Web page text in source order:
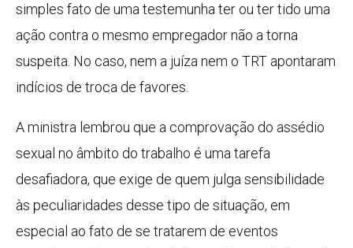
simples fato de uma testemunha ter ou ter tido uma
ação contra o mesmo empregador não a torna
suspeita. No caso, nem a juíza nem o TRT apontaram
indícios de troca de favores.
A ministra lembrou que a comprovação do assédio
sexual no âmbito do trabalho é uma tarefa
desafiadora, que exige de quem julga sensibilidade
às peculiaridades desse tipo de situação, em
especial ao fato de se tratarem de eventos